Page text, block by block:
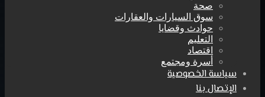
صحة
سوق السيارات والعقارات
حوادث وقضايا
التعليم
اقتصاد
أسرة ومجتمع
سياسة الخصوصية
الإتصال بنا